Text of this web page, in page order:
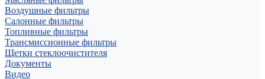
Воздушные фильтры
Салонные фильтры
Топливные фильтры
Трансмиссионные фильтры
Щетки стеклоочистителя
Документы
Видео